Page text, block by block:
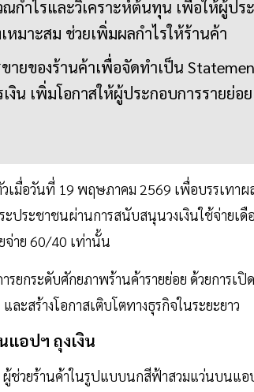
กำไรและวิเคราะห์ต้นทุน เพื่อให้ผู้ปร
หมาะสม ช่วยเพิ่มผลกำไรให้ร้านค้า
ายของร้านค้าเพื่อจัดทำเป็น
งิน เพิ่มโอกาสให้ผู้ประกอบการรายย่อ
เมื่อวันที่ 19 พฤษภาคม 2569 เพื่อบรรเทา
ะประชาชนผ่านการสนับสนุนวงเงินใช้จ่ายเ
จ่าย 60/40 เท่านั้น
ยกระดับศักยภาพร้านค้ารายย่อย ด้วยการเปิ
สร้างโอกาสเติบโตทางธุรกิจในระยะยาว
อปฯ ถุงเงิน
ผู้ช่วยร้านค้าในรูปแบบนกสีฟ้าสวมแว่นบนแ